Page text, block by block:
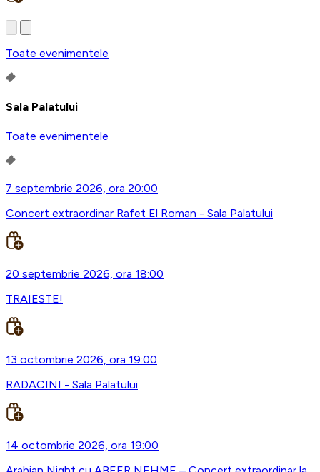
Toate evenimentele
Sala Palatului
Toate evenimentele
7 septembrie 2026, ora 20:00
Concert extraordinar Rafet El Roman - Sala Palatului
20 septembrie 2026, ora 18:00
TRAIESTE!
13 octombrie 2026, ora 19:00
RADACINI - Sala Palatului
14 octombrie 2026, ora 19:00